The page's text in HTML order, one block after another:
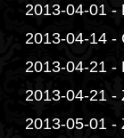
2013-04-01 -
2013-04-14 -
2013-04-21 -
2013-04-21 -
2013-05-01 -